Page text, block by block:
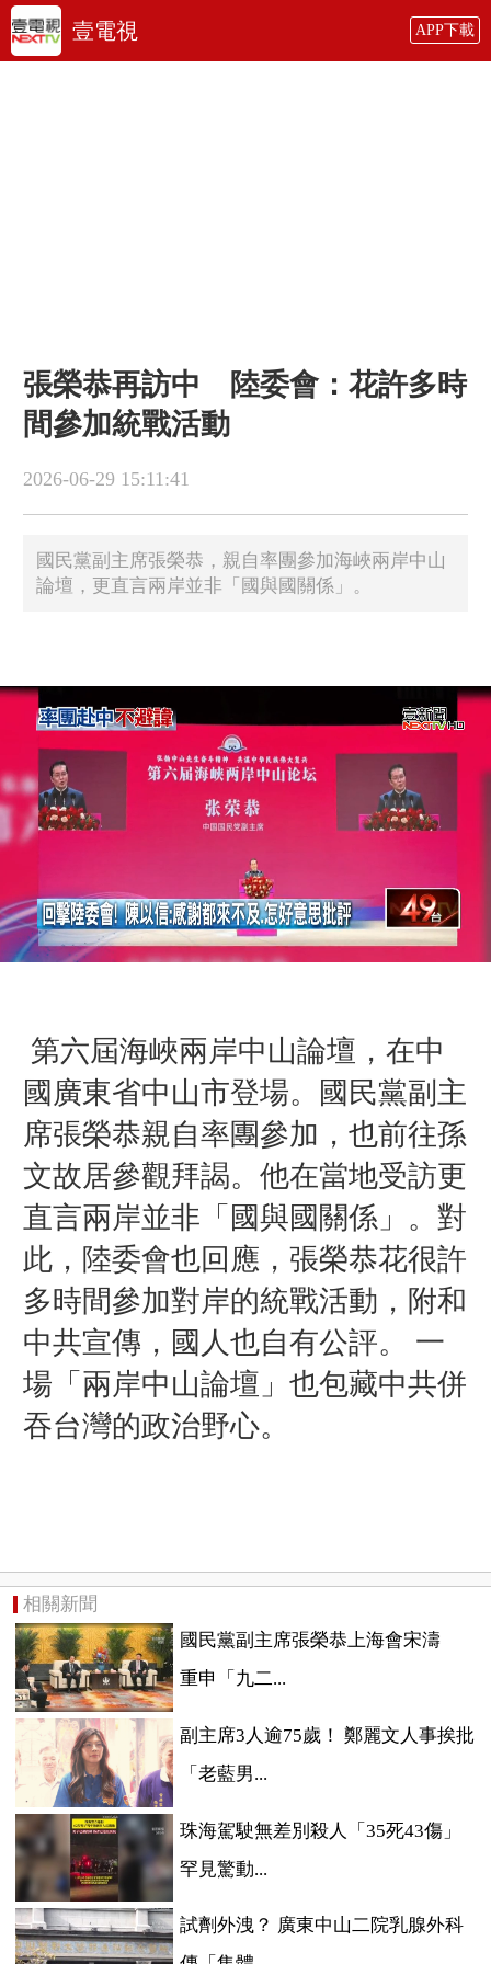
壹電視 APP下載
張榮恭再訪中 陸委會：花許多時
間參加統戰活動
2026-06-29 15:11:41
國民黨副主席張榮恭，親自率團參加海峽兩岸中山
論壇，更直言兩岸並非「國與國關係」。
第六屆海峽兩岸中山論壇，在中
國廣東省中山市登場。國民黨副主
席張榮恭親自率團參加，也前往孫
文故居參觀拜謁。他在當地受訪更
直言兩岸並非「國與國關係」。對
此，陸委會也回應，張榮恭花很許
多時間參加對岸的統戰活動，附和
中共宣傳，國人也自有公評。 一
場「兩岸中山論壇」也包藏中共併
吞台灣的政治野心。
相關新聞
國民黨副主席張榮恭上海會宋濤
重申「九二...
副主席3人逾75歲！ 鄭麗文人事挨批
「老藍男...
珠海駕駛無差別殺人「35死43傷」
罕見驚動...
試劑外洩？ 廣東中山二院乳腺外科